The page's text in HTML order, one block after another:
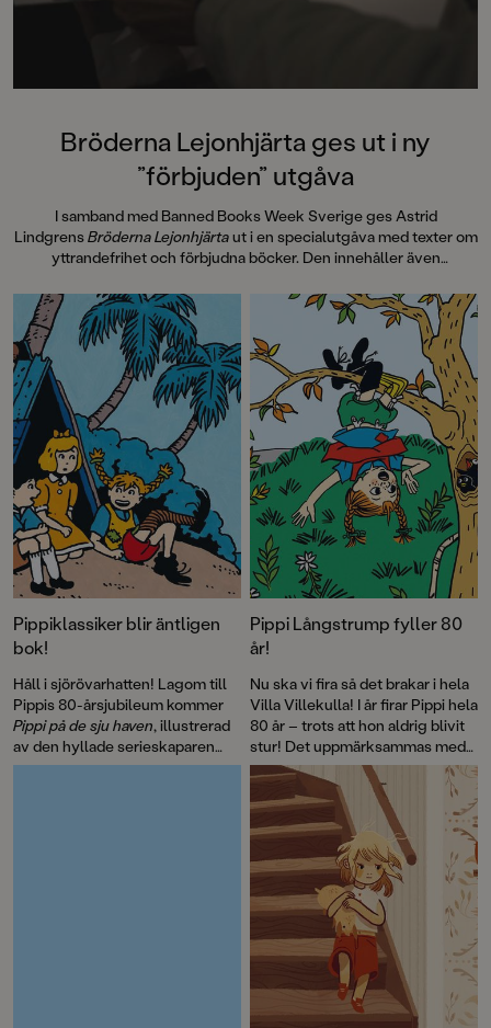
Bröderna Lejonhjärta ges ut i ny
”förbjuden” utgåva
I samband med Banned Books Week Sverige ges Astrid
LindgrensBröderna Lejonhjärtaut i en specialutgåva med texter om
yttrandefrihet och förbjudna böcker. Den innehåller även
exemplar, sk Samizdat, via hemliga nätverk i Tjeckoslovakien under
Kalla kriget på 80-talet. Pocketutgåvan avslutas med efterord av
Laurie Halse Anderson, 2023 års mottagare av Astrid Lindgren
Memorial Award, som vi även publicerar här.
Pippiklassiker blir äntligen
bok!
Håll i sjörövarhatten! Lagom till
Pippis 80-årsjubileum kommer
Pippi på de sju haven, illustrerad
av den hyllade serieskaparen
Fabian Göranson. Astrid
Pippi Långstrump fyller 80
år!
Nu ska vi fira så det brakar i hela
Villa Villekulla! I år firar Pippi hela
80 år – trots att hon aldrig blivit
stur! Det uppmärksammas med
flera böcker, däribland David
Känner du Astrid
Lindgrenoch en
genomillustrerad version av
Pippi på de sju haven.